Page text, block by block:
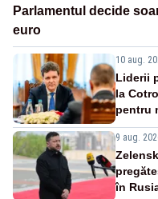
Parlamentul decide
euro
10 aug.
Liderii
la
pentru
9 aug.
în